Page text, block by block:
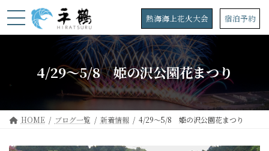
ン
プ
ビ
動
熱海海上花火大会 宿泊予約
4/29～5/8 姫の沢公園花まつり
HOME ブログ一覧 新着情報 4/29～5/8 姫の沢公園花まつり